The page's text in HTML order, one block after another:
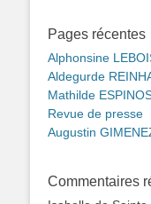
Pages récentes
Alphonsine
Aldegurde
Mathilde
Revue de presse
Augustin
Commentaires